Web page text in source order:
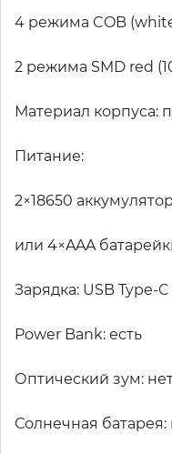
4 режима COB
2 режима SMD red
Материал корпуса:
Питание:
2×18650
или 4×AAA
Зарядка: USB Type-C
Power Bank: есть
Оптический зум:
Солнечная батарея: